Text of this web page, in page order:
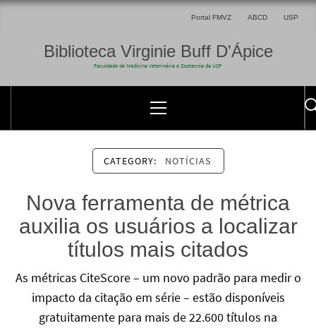
Portal FMVZ ABCD USP
Biblioteca Virginie Buff D'Ápice
Faculdade de Medicina Veterinária e Zootecnia da USP
CATEGORY: NOTÍCIAS
Nova ferramenta de métrica
auxilia os usuários a localizar
títulos mais citados
As métricas CiteScore – um novo padrão para medir o
impacto da citação em série – estão disponíveis
gratuitamente para mais de 22.600 títulos na